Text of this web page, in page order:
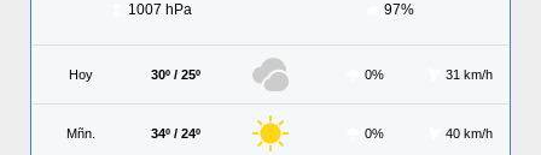
1007 hPa 97%
Hoy 30º / 25º 0% 31 km/h
Mñn. 34º / 24º 0% 40 km/h